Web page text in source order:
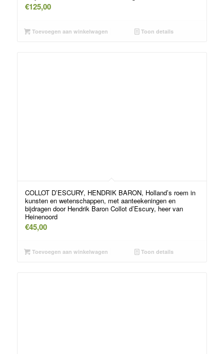
€125,00
Toevoegen aan winkelwagen Toon details
COLLOT D’ESCURY, HENDRIK BARON, Holland’s roem in
kunsten en wetenschappen, met aanteekeningen en
bijdragen door Hendrik Baron Collot d’Escury, heer van
Heinenoord
€45,00
Toevoegen aan winkelwagen Toon details